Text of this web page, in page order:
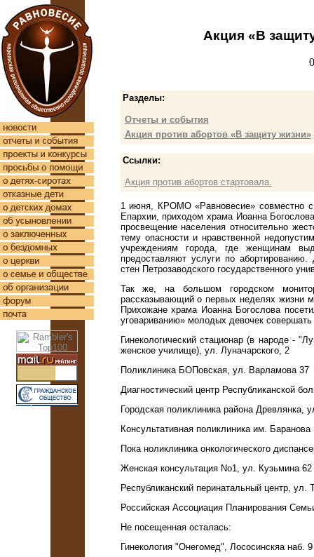
Акция «В
Разделы:
Отчеты и события
Акция против абортов «В защиту жизни»
Ссылки:
Акция против абортов стартовала.
1 июня, КРОМО «Равновесие» совместно
Епархии, приходом храма Иоанна
просвещение населения относительно
тему опасности и нравственной
учреждениям города, где женщинам
предоставляют услуги по
стен Петрозаводского государственного
Так же, на большом городском
рассказывающий о первых неделях жизни
Прихожане храма Иоанна Богослова
уговариванию» молодых девочек совершать
Гинекологический стационар (в народе -
женское училище), ул. Луначарского, 2
Поликлиника БОПовская, ул. Варламова 37
Диагностический центр Республиканской
Городская поликлиника района Древлянка,
Консультативная поликлиника им.
Пока ноликлиника онкологического
Женская консультация No1, ул. Кузьмина 62
Республиканский перинатальный центр, ул.
Российская Ассоциация Планирования
Не посещенная осталась:
Гинекология "Онегомед", Лососинскяа наб. 9